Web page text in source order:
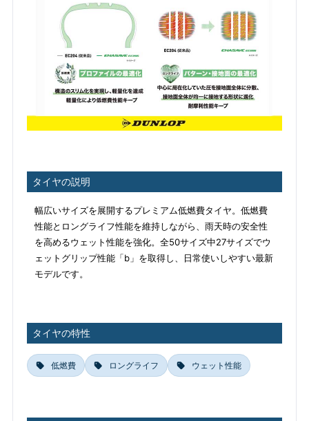
タイヤの説明
幅広いサイズを展開するプレミアム低燃費タイヤ。低燃費
性能とロングライフ性能を維持しながら、雨天時の安全性
を高めるウェット性能を強化。全50サイズ中27サイズでウ
ェットグリップ性能「b」を取得し、日常使いしやすい最新
モデルです。
タイヤの特性
低燃費 ロングライフ ウェット性能